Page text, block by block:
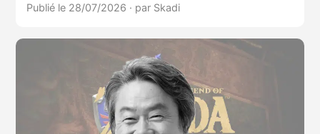
Publié le 28/07/2026 · par Skadi